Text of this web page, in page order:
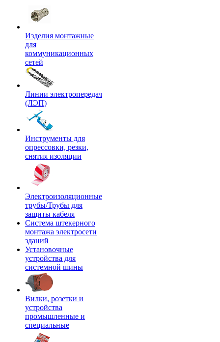
Изделия монтажные
для
коммуникационных
сетей
Линии электропередач
(ЛЭП)
Инструменты для
опрессовки, резки,
снятия изоляции
Электроизоляционные
трубы/Трубы для
защиты кабеля
Система штекерного
монтажа электросети
зданий
Установочные
устройства для
системной шины
Вилки, розетки и
устройства
промышленные и
специальные